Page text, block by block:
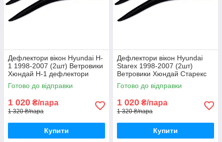
Дефлектори вікон Hyundai H-
1 1998-2007 (2шт) Ветровики
Хюндай Н-1 дефлектори
(2шт) з 1998 по 2007
Готово до відправки
1 020 ₴/пара
1 320 ₴/пара
Купити
Дефлектори вікон Hyundai
Starex 1998-2007 (2шт)
Ветровики Хюндай Старекс
дефлектори (2шт) з 1998 по
2007
Готово до відправки
1 020 ₴/пара
1 320 ₴/пара
Купити